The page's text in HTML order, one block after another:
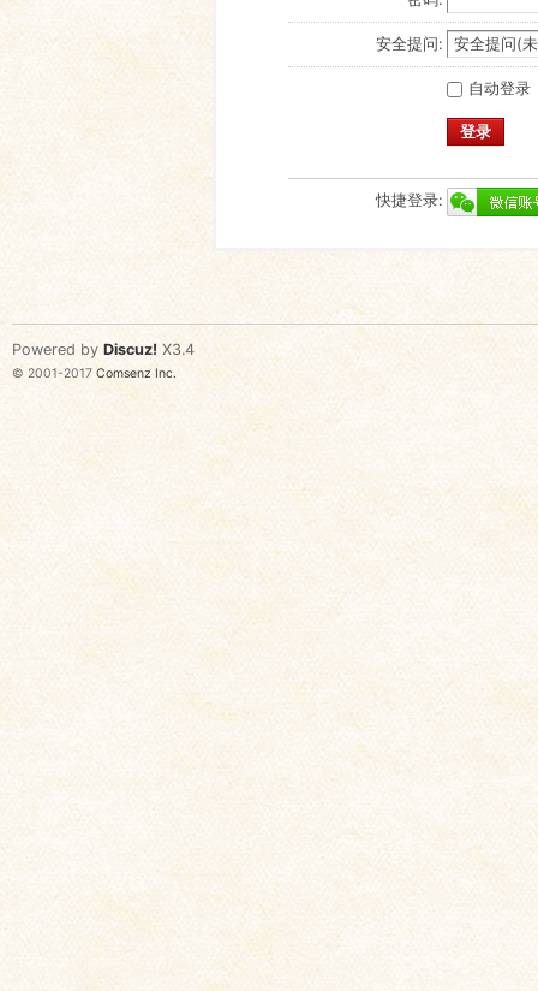
安全提问:
自动登录
登录
快捷登录:
Powered by Discuz! X3.4
© 2001-2017 Comsenz Inc.